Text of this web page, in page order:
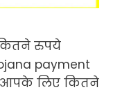
रुपये
payment
आपके लिए कितने